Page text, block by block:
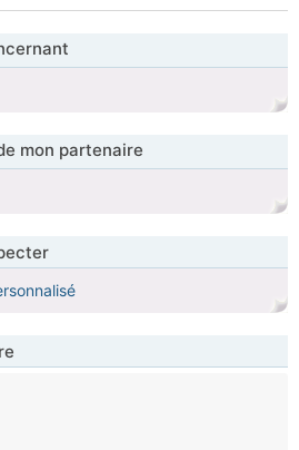
mon partenaire